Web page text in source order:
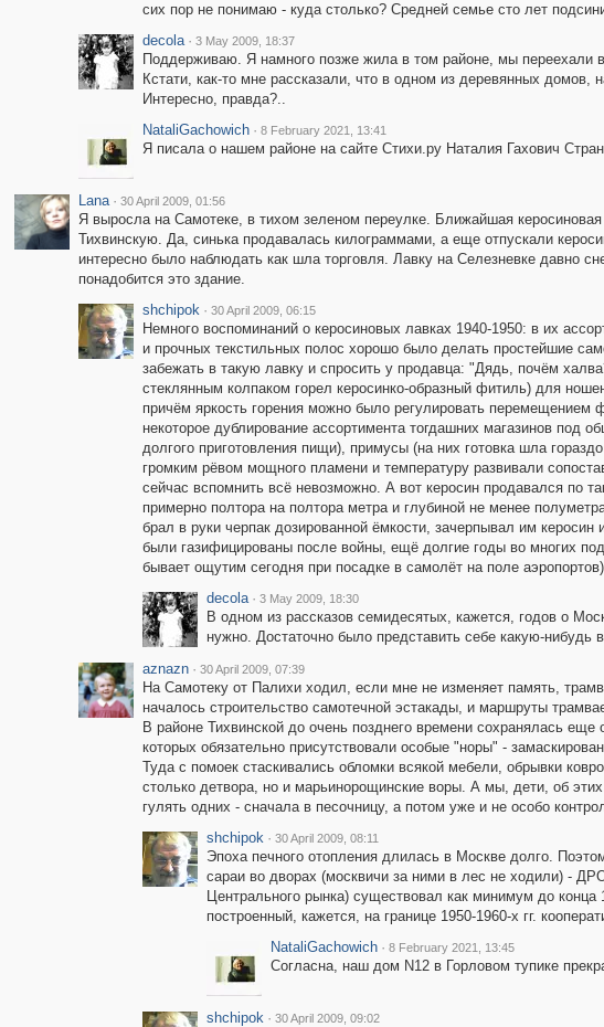
сих пор не понимаю - куда столько? Средней семье сто лет
decola · 3 May 2009, 18:37
Поддерживаю. Я намного позже жила в том районе, мы переехали в
Кстати, как-то мне рассказали, что в одном из деревянных домов,
Интересно, правда?..
NataliGachowich · 8 February 2021, 13:41
Я писала о нашем районе на сайте Стихи.ру Наталия Гахович
Lana · 30 April 2009, 01:56
Я выросла на Самотеке, в тихом зеленом переулке. Ближайшая
Тихвинскую. Да, синька продавалась килограммами, а еще отпускали
интересно было наблюдать как шла торговля. Лавку на Селезневке давно
понадобится это здание.
shchipok · 30 April 2009, 06:15
Немного воспоминаний о керосиновых лавках 1940-1950: в их
и прочных текстильных полос хорошо было делать простейшие
забежать в такую лавку и спросить у продавца: "Дядь, почём
стеклянным колпаком горел керосинко-образный фитиль) для
причём яркость горения можно было регулировать
некоторое дублирование ассортимента тогдашних магазинов под
долгого приготовления пищи), примусы (на них готовка шла
громким рёвом мощного пламени и температуру развивали
сейчас вспомнить всё невозможно. А вот керосин продавался по
примерно полтора на полтора метра и глубиной не менее
брал в руки черпак дозированной ёмкости, зачерпывал им
были газифицированы после войны, ещё долгие годы во многих
бывает ощутим сегодня при посадке в самолёт на поле
decola · 3 May 2009, 18:30
В одном из рассказов семидесятых, кажется, годов о
нужно. Достаточно было представить себе какую-
aznazn · 30 April 2009, 07:39
На Самотеку от Палихи ходил, если мне не изменяет память,
началось строительство самотечной эстакады, и маршруты
В районе Тихвинской до очень позднего времени сохранялась
которых обязательно присутствовали особые "норы" -
Туда с помоек стаскивались обломки всякой мебели, обрывки
столько детвора, но и марьинорощинские воры. А мы, дети, об
гулять одних - сначала в песочницу, а потом уже и не особо
shchipok · 30 April 2009, 08:11
Эпоха печного отопления длилась в Москве долго.
сараи во дворах (москвичи за ними в лес не ходили) -
Центрального рынка) существовал как минимум до
построенный, кажется, на границе 1950-1960-х гг.
NataliGachowich · 8 February 2021, 13:45
Согласна, наш дом N12 в Горловом тупике
shchipok · 30 April 2009, 09:02